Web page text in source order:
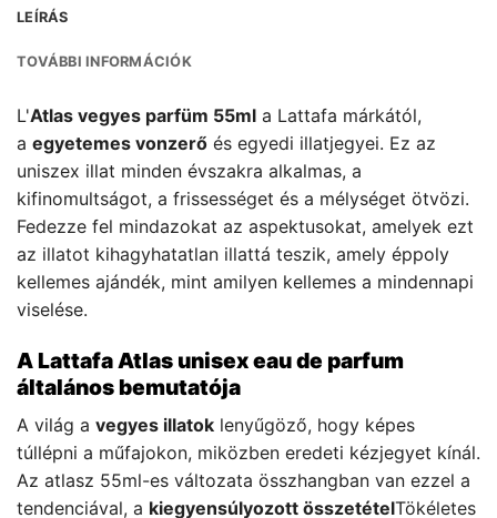
LEÍRÁS
TOVÁBBI INFORMÁCIÓK
L'Atlas vegyes parfüm 55ml a Lattafa márkától,
a egyetemes vonzerő és egyedi illatjegyei. Ez az
uniszex illat minden évszakra alkalmas, a
kifinomultságot, a frissességet és a mélységet ötvözi.
Fedezze fel mindazokat az aspektusokat, amelyek ezt
az illatot kihagyhatatlan illattá teszik, amely éppoly
kellemes ajándék, mint amilyen kellemes a mindennapi
viselése.
A Lattafa Atlas unisex eau de parfum
általános bemutatója
A világ a vegyes illatok lenyűgöző, hogy képes
túllépni a műfajokon, miközben eredeti kézjegyet kínál.
Az atlasz 55ml-es változata összhangban van ezzel a
tendenciával, a kiegyensúlyozott összetételTökéletes